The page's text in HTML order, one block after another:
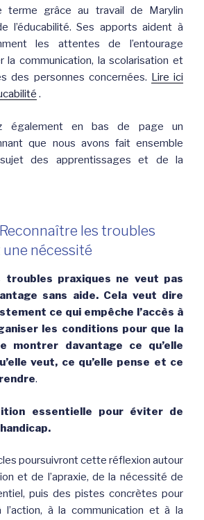
terme grâce au travail de Marylin
l’éducabilité. Ses apports aident à
les attentes de l’entourage
la communication, la scolarisation et
des personnes concernées. Lire ici
.
également en bas de page un
que nous avons fait ensemble
sujet des apprentissages et de la
les troubles
nécessité
troubles praxiques ne veut pas
sans aide. Cela veut dire
ce qui empêche l’accès à
les conditions pour que la
montrer davantage ce qu’elle
veut, ce qu’elle pense et ce
.
essentielle pour éviter de
poursuivront cette réflexion autour
et de l’apraxie, de la nécessité de
puis des pistes concrètes pour
l’action, à la communication et à la